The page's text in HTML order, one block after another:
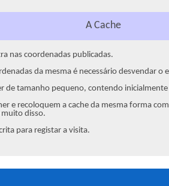
A Cache
nas coordenadas publicadas.
da mesma é necessário desvendar o
de tamanho pequeno, contendo
e recoloquem a cache da mesma forma
disso.
para registar a visita.